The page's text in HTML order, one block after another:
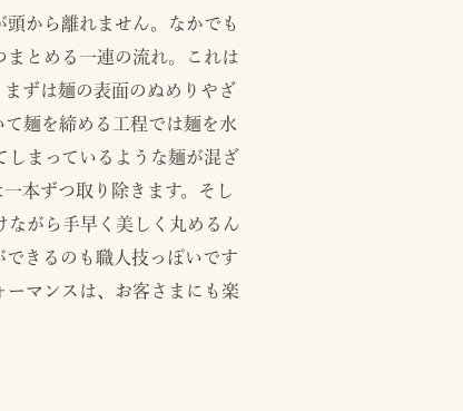
から離れません。なかでも
とめる一連の流れ。これは
ずは麺の表面のぬめりやざ
麺を締める工程では麺を水
しまっているような麺が混ざ
本ずつ取り除きます。そし
ながら手早く美しく丸めるん
きるのも職人技っぽいです
マンスは、お客さまにも楽